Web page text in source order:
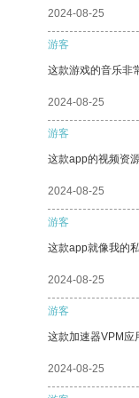
2024-08-25
游客
这款游戏的音乐非
2024-08-25
游客
这款app的视频资
2024-08-25
游客
这款app就像我的
2024-08-25
游客
这款加速器VPM应
2024-08-25